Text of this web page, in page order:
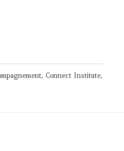
Plus qu’un diplôme
, Connect Institute,